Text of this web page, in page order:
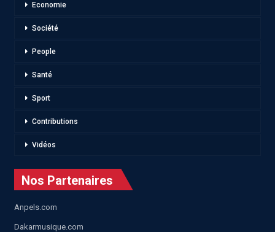
Economie
Société
People
Santé
Sport
Contributions
Vidéos
Nos Partenaires
Anpels.com
Dakarmusique.com